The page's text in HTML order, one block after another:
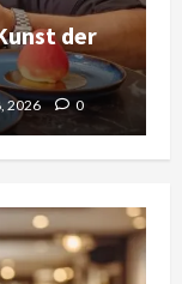
2026 0